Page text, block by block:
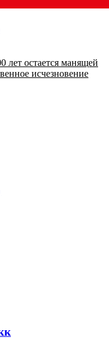
лет остается манящей
исчезновение